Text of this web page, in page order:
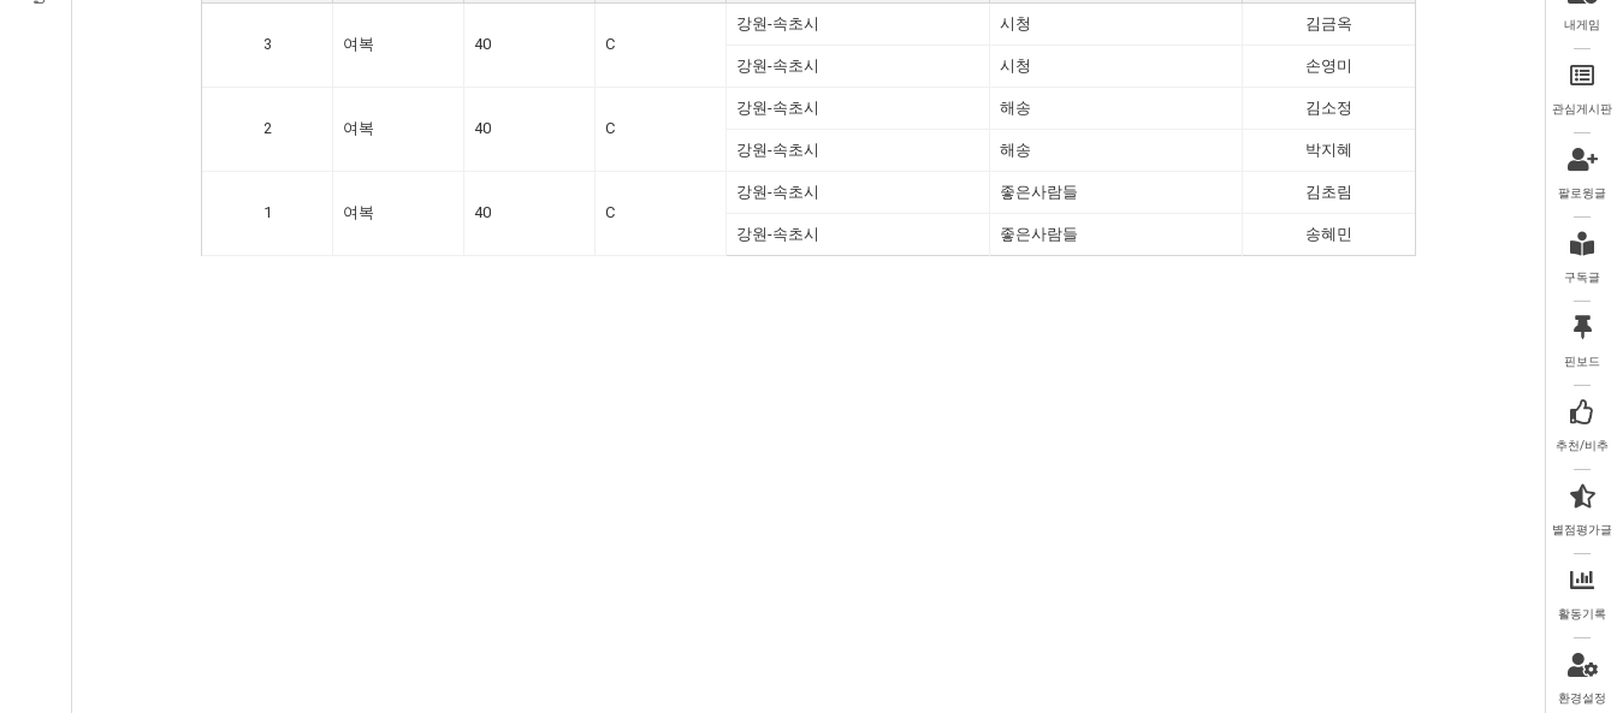
3 여복 40 C
강원-속초시 시청 김금옥
강원-속초시 시청 손영미
2 여복 40 C
강원-속초시 해송 김소정
강원-속초시 해송 박지혜
1 여복 40 C
강원-속초시 좋은사람들 김초림
강원-속초시 좋은사람들 송혜민
내게임
관심게시판
팔로윙글
구독글
핀보드
추천/비추
별점평가글
활동기록
환경설정